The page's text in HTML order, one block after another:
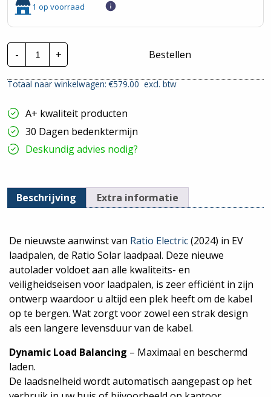
1 op voorraad
-
Ratio
Electric
Solar
EV
11-
22kW
|
38870
hoeveelheid
+ Bestellen
Totaal naar winkelwagen: €579.00excl. btw
A+ kwaliteit producten
30 Dagen bedenktermijn
Deskundig advies nodig?
Beschrijving Extra informatie
De nieuwste aanwinst van Ratio Electric(2024) in EV
laadpalen, de Ratio Solar laadpaal. Deze nieuwe
autolader voldoet aan alle kwaliteits- en
veiligheidseisen voor laadpalen, is zeer efficiënt in zijn
ontwerp waardoor u altijd een plek heeft om de kabel
op te bergen. Wat zorgt voor zowel een strak design
als een langere levensduur van de kabel.
Dynamic Load Balancing – Maximaal en beschermd
laden.
De laadsnelheid wordt automatisch aangepast op het